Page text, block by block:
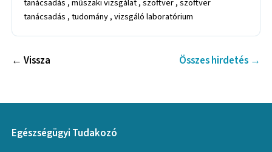
tanácsadás , műszaki vizsgálat , szoftver , szoftver
tanácsadás , tudomány , vizsgáló laboratórium
← Vissza Összes hirdetés →
Egészségügyi Tudakozó